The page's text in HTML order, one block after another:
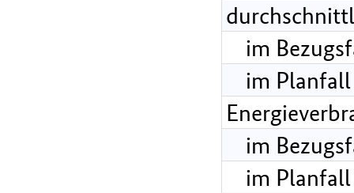
im
im Planfall
im
im Planfall